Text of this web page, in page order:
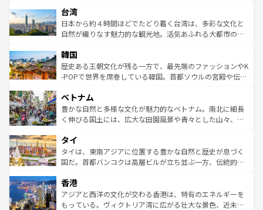
情報は
人々、おいしいローカルフードやハワイアンミュージッ
ク、伝統的なフラダンスなど、すべてがハワイの魅力を彩
っている。訪れるたびに新しい発見と感動が待っているハ
はコンテンツ一覧
リアリーフや大陸中央部にそびえるウルル（エアーズロッ
ク）、タスマニアの美しい原生林やケアンズの熱帯雨林な
ど、見どころがたくさん。また、カフェやワイン、オージ
いる。アクティビティも充実しており、サーフィンやダイ
ビング、ハイキングなど、アウトドア好きにはたまらな
い。オーストラリアの多彩な魅力を存分に味わいつくそ
参照してほしい。
台湾
日本から約４時間ほどでたどり着く台湾は、多彩な文化と
自然が織りなす魅力的な観光地。活気あふれる大都市の台
ン）、静ひつな山岳地帯である台湾東部など、都市の喧騒
と山間の静けさが共存しており、訪れる人に新しい発見と
驚きをもたらしてくれる。また、奥深い台湾の食文化も魅
容にもいいと評判のスイーツなど、バラエティ豊かな料理
が味わえる。 なお、新着の台湾情報は コンテンツ一覧を参
照してほしい。
韓国
歴史ある王朝文化が残る一方で、最先端のファッションやK
-POPで世界を席巻している韓国。首都ソウルの宮殿や伝統
き、地方に足を延ばせば四季折々の自然美を楽しむことが
できる。そして、キムチや焼肉、絶品のストリートフード
まで、さまざまな韓国料理が待っている。夜には、韓国な
リティに包まれながら、韓国の多彩な魅力を心ゆくまで味
わってみてほしい。 なお、新着の韓国情報はコンテンツ一
覧を参照してほしい。
ベトナム
豊かな自然と多様な文化が魅力的なベトナム。南北に細長
く伸びる国土には、広大な田園風景や青々とした山々、世
急速な発展と共に伝統が息づく。ハノイの古い町並みやホ
ーチミン市のフランス統治時代の建物も、独特の雰囲気を
醸し出している。また、バラエティの豊かさとおいしさで
とつ。フォーやバインミー、ベトナムコーヒーなどは、ぜ
ひ現地で味わいたい。どの地域を訪れてもあたたかい人々
が旅行者を迎えてくれるので、きっと忘れられない旅にな
タイ
タイは、東南アジアに位置する豊かな自然と歴史が息づく
国だ。首都バンコクは高層ビルが立ち並ぶ一方、伝統的な
の活気が交差している。北部ではチェンマイなどの山岳地
帯で自然と触れ合い、南部ではプーケットやクラビの美し
いビーチでリゾート気分を楽しむことができる。タイ料理
香港
アジアと西洋の文化が交わる香港は、特有のエネルギーを
もっている。ヴィクトリア湾に広がる壮大な景色、近未来